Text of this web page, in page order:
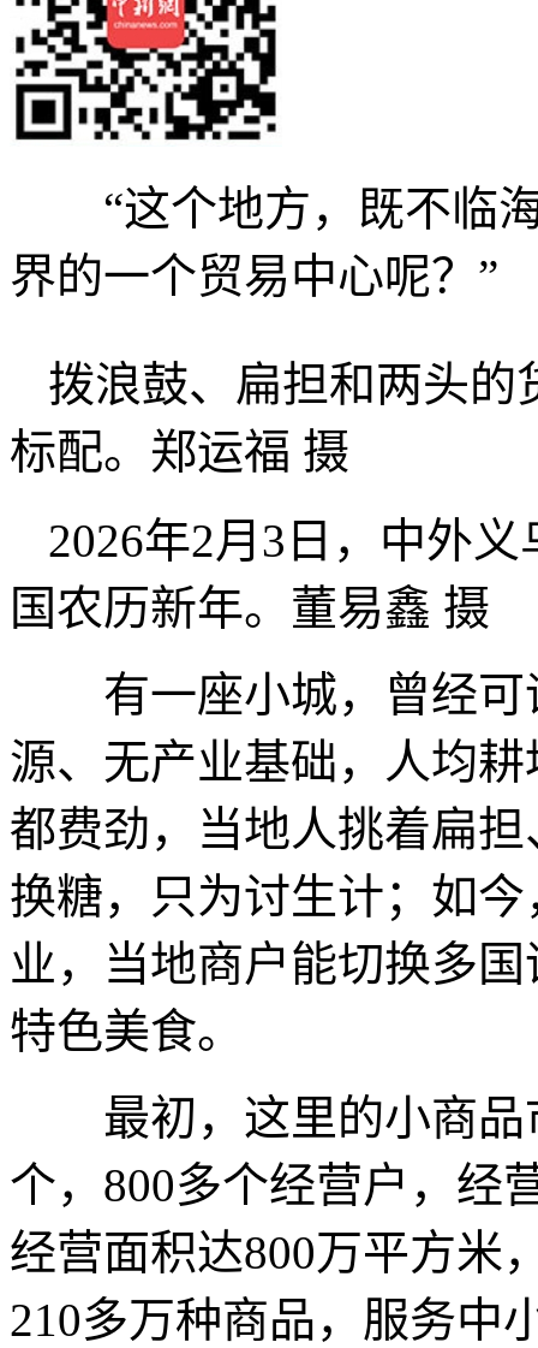
“这个地方，既不临海
界的一个贸易中心呢？”
拨浪鼓、扁担和两头的
标配。郑运福 摄
2026年2月3日，中外
国农历新年。董易鑫 摄
有一座小城，曾经可
源、无产业基础，人均
都费劲，当地人挑着扁
换糖，只为讨生计；如
业，当地商户能切换多
特色美食。
最初，这里的小商品
个，800多个经营户，经
经营面积达800万平方米
210多万种商品，服务中